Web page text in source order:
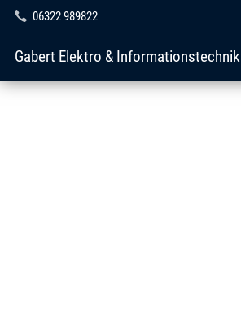
06322 989822
Gabert Elektro & Informationstechnik